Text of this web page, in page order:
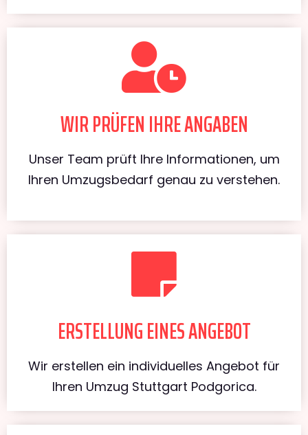
WIR PRÜFEN IHRE ANGABEN
Unser Team prüft Ihre Informationen, um
Ihren Umzugsbedarf genau zu verstehen.
ERSTELLUNG EINES ANGEBOT
Wir erstellen ein individuelles Angebot für
Ihren Umzug Stuttgart Podgorica.